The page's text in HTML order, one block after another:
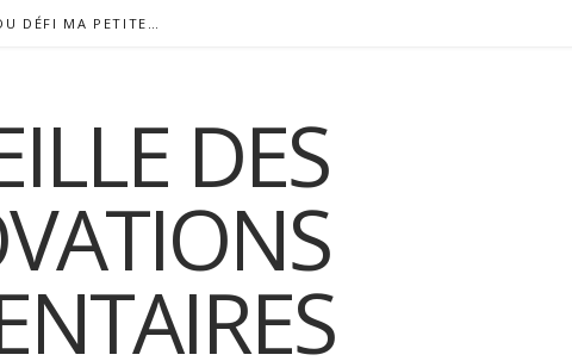
COFIGEO RASSEMBLE SES COLLABORATEURS AUTOUR DU DÉFI MA PETITE PLANÈTE